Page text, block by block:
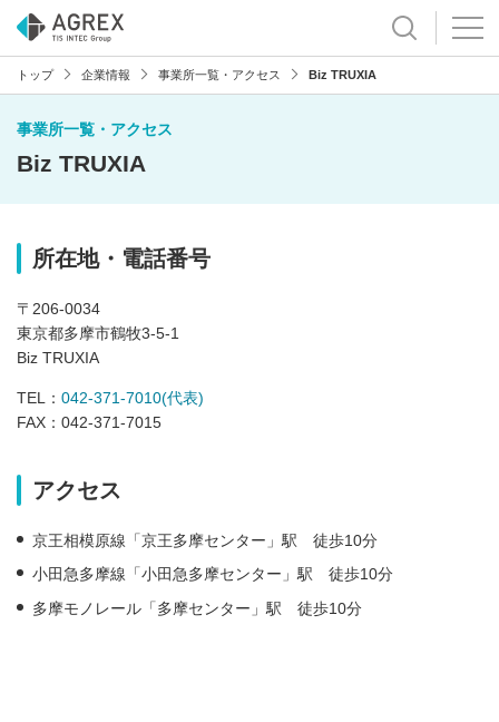
トップ 企業情報 事業所一覧・アクセス Biz TRUXIA
事業所一覧・アクセス
Biz TRUXIA
所在地・電話番号
〒206-0034
東京都多摩市鶴牧3-5-1
Biz TRUXIA
TEL： 042-371-7010(代表)
FAX：042-371-7015
アクセス
京王相模原線「京王多摩センター」駅 徒歩10分
小田急多摩線「小田急多摩センター」駅 徒歩10分
多摩モノレール「多摩センター」駅 徒歩10分